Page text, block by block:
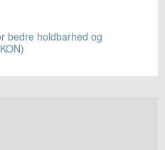
bedre holdbarhed og